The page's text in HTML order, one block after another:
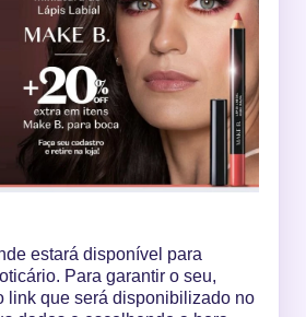
estará disponível para
Para garantir o seu,
link que será disponibilizado no